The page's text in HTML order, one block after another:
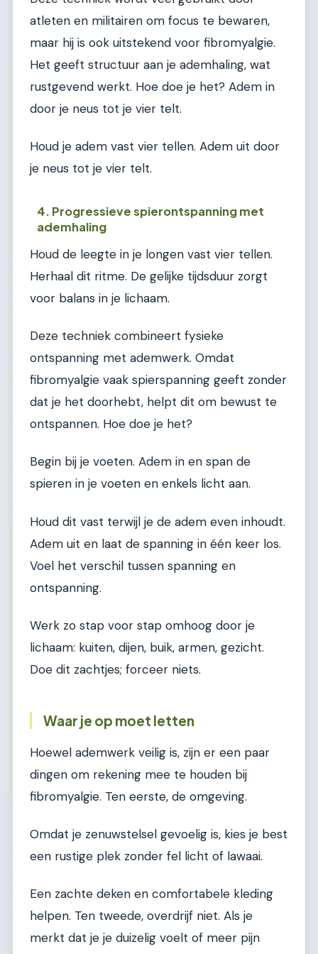
atleten en militairen om focus te bewaren,
maar hij is ook uitstekend voor fibromyalgie.
Het geeft structuur aan je ademhaling, wat
rustgevend werkt. Hoe doe je het? Adem in
door je neus tot je vier telt.
Houd je adem vast vier tellen. Adem uit door
je neus tot je vier telt.
4. Progressieve spierontspanning met
ademhaling
Houd de leegte in je longen vast vier tellen.
Herhaal dit ritme. De gelijke tijdsduur zorgt
voor balans in je lichaam.
Deze techniek combineert fysieke
ontspanning met ademwerk. Omdat
fibromyalgie vaak spierspanning geeft zonder
dat je het doorhebt, helpt dit om bewust te
ontspannen. Hoe doe je het?
Begin bij je voeten. Adem in en span de
spieren in je voeten en enkels licht aan.
Houd dit vast terwijl je de adem even inhoudt.
Adem uit en laat de spanning in één keer los.
Voel het verschil tussen spanning en
ontspanning.
Werk zo stap voor stap omhoog door je
lichaam: kuiten, dijen, buik, armen, gezicht.
Doe dit zachtjes; forceer niets.
Waar je op moet letten
Hoewel ademwerk veilig is, zijn er een paar
dingen om rekening mee te houden bij
fibromyalgie. Ten eerste, de omgeving.
Omdat je zenuwstelsel gevoelig is, kies je best
een rustige plek zonder fel licht of lawaai.
Een zachte deken en comfortabele kleding
helpen. Ten tweede, overdrijf niet. Als je
merkt dat je je duizelig voelt of meer pijn